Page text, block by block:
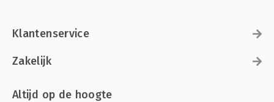
Klantenservice
Zakelijk
Altijd op de hoogte